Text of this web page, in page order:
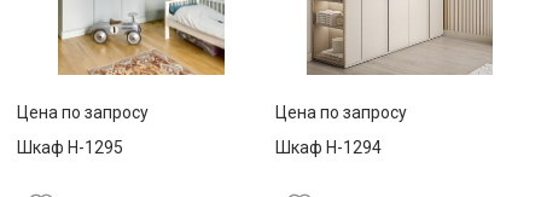
Цена по запросу
Шкаф Н-1295
Цена по запросу
Шкаф Н-1294